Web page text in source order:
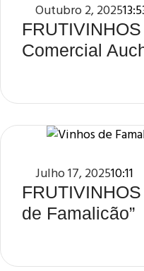
Outubro 2, 2025
Comercial
Julho 17, 202510:11
de Famalicão”